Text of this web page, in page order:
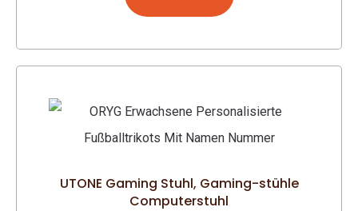
UTONE Gaming Stuhl, Gaming-stühle
Computerstuhl